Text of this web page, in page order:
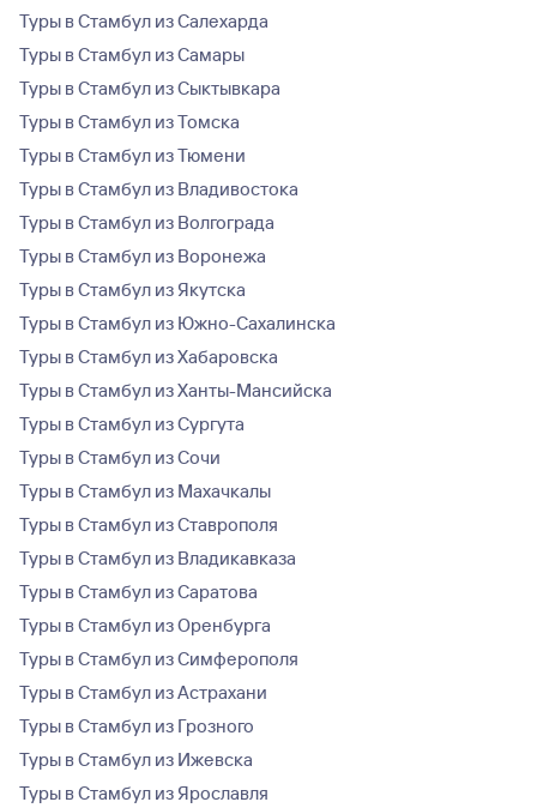
Туры в Стамбул из Салехарда
Туры в Стамбул из Самары
Туры в Стамбул из Сыктывкара
Туры в Стамбул из Томска
Туры в Стамбул из Тюмени
Туры в Стамбул из Владивостока
Туры в Стамбул из Волгограда
Туры в Стамбул из Воронежа
Туры в Стамбул из Якутска
Туры в Стамбул из Южно-Сахалинска
Туры в Стамбул из Хабаровска
Туры в Стамбул из Ханты-Мансийска
Туры в Стамбул из Сургута
Туры в Стамбул из Сочи
Туры в Стамбул из Махачкалы
Туры в Стамбул из Ставрополя
Туры в Стамбул из Владикавказа
Туры в Стамбул из Саратова
Туры в Стамбул из Оренбурга
Туры в Стамбул из Симферополя
Туры в Стамбул из Астрахани
Туры в Стамбул из Грозного
Туры в Стамбул из Ижевска
Туры в Стамбул из Ярославля